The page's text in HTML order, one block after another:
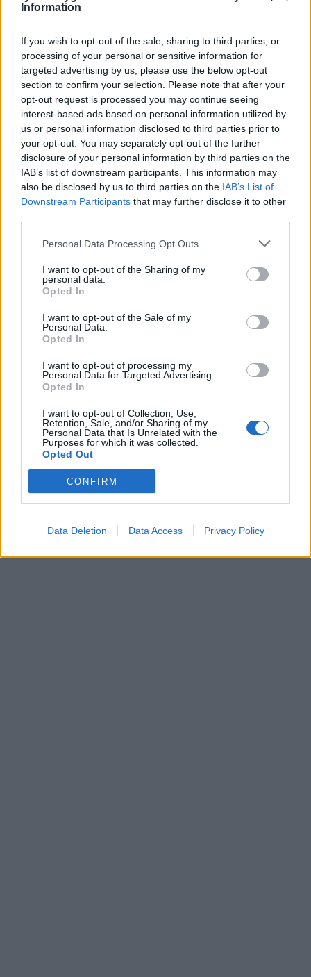
Information
If you wish to opt-out of the sale, sharing to third parties, or
processing of your personal or sensitive information for
targeted advertising by us, please use the below opt-out
section to confirm your selection. Please note that after your
opt-out request is processed you may continue seeing
interest-based ads based on personal information utilized by
us or personal information disclosed to third parties prior to
your opt-out. You may separately opt-out of the further
disclosure of your personal information by third parties on the
IAB’s list of downstream participants. This information may
also be disclosed by us to third parties on the IAB’s List of
Downstream Participants that may further disclose it to other
Personal Data Processing Opt Outs
I want to opt-out of the Sharing of my
personal data.
Opted In
I want to opt-out of the Sale of my
Personal Data.
Opted In
I want to opt-out of processing my
Personal Data for Targeted Advertising.
Opted In
I want to opt-out of Collection, Use,
Retention, Sale, and/or Sharing of my
Personal Data that Is Unrelated with the
Purposes for which it was collected.
Opted Out
CONFIRM
Data Deletion Data Access Privacy Policy